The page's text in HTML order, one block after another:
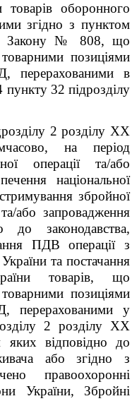
товарів оборонного
згідно з пунктом
1 Закону № 808, що
позиціями
перерахованими в
пункту 32 підрозділу
2 розділу XX
на період
операції та/або
національної
збройної
та/або запровадження
до законодавства,
ПДВ операції з
та постачання
товарів, що
позиціями
перерахованими у
2 розділу XX
відповідно до
або згідно з
правоохоронні
України, Збройні